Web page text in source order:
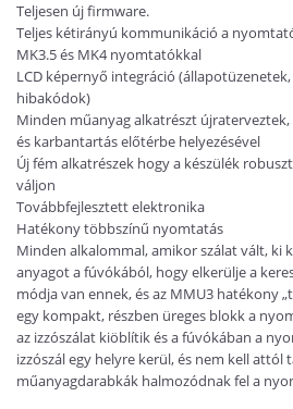
Teljesen új firmware.
Teljes kétirányú kommunikáció a
MK3.5 és MK4 nyomtatókkal
LCD képernyő integráció
hibakódok)
Minden műanyag alkatrészt
és karbantartás előtérbe helyezésével
Új fém alkatrészek hogy a készülék
váljon
Továbbfejlesztett elektronika
Hatékony többszínű nyomtatás
Minden alkalommal, amikor szálat vált, ki
anyagot a fúvókából, hogy elkerülje a
módja van ennek, és az MMU3 hatékony
egy kompakt, részben üreges blokk a
az izzószálat kiöblítik és a fúvókában a
izzószál egy helyre kerül, és nem kell attól
műanyagdarabkák halmozódnak fel a